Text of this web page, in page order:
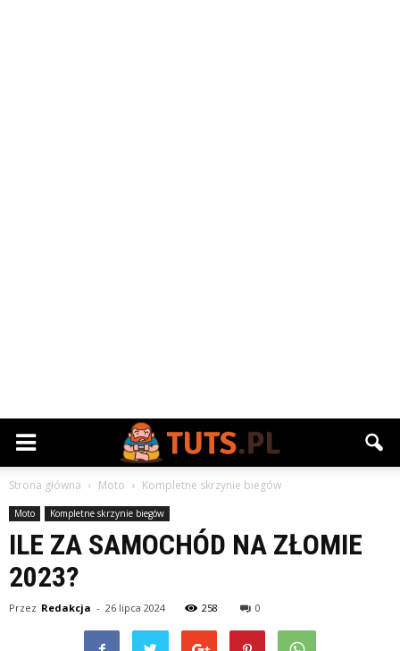
Strona główna Moto Kompletne skrzynie biegów
Moto Kompletne skrzynie biegów
ILE ZA SAMOCHÓD NA ZŁOMIE
2023?
Przez Redakcja - 26 lipca 2024 258 0